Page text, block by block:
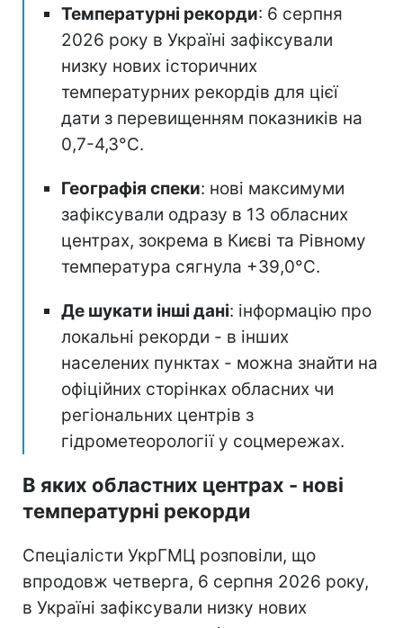
Температурні рекорди: 6 серпня
2026 року в Україні зафіксували
низку нових історичних
температурних рекордів для цієї
дати з перевищенням показників на
0,7-4,3°C.
Географія спеки: нові максимуми
зафіксували одразу в 13 обласних
центрах, зокрема в Києві та Рівному
температура сягнула +39,0°C.
Де шукати інші дані: інформацію про
локальні рекорди - в інших
населених пунктах - можна знайти на
офіційних сторінках обласних чи
регіональних центрів з
гідрометеорології у соцмережах.
В яких областних центрах - нові
температурні рекорди
Спеціалісти УкрГМЦ розповіли, що
впродовж четверга, 6 серпня 2026 року,
в Україні зафіксували низку нових